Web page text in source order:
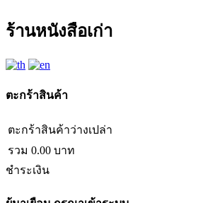
ร้านหนังสือเก่า
ตะกร้าสินค้า
ตะกร้าสินค้าว่างเปล่า
รวม 0.00 บาท
ชำระเงิน